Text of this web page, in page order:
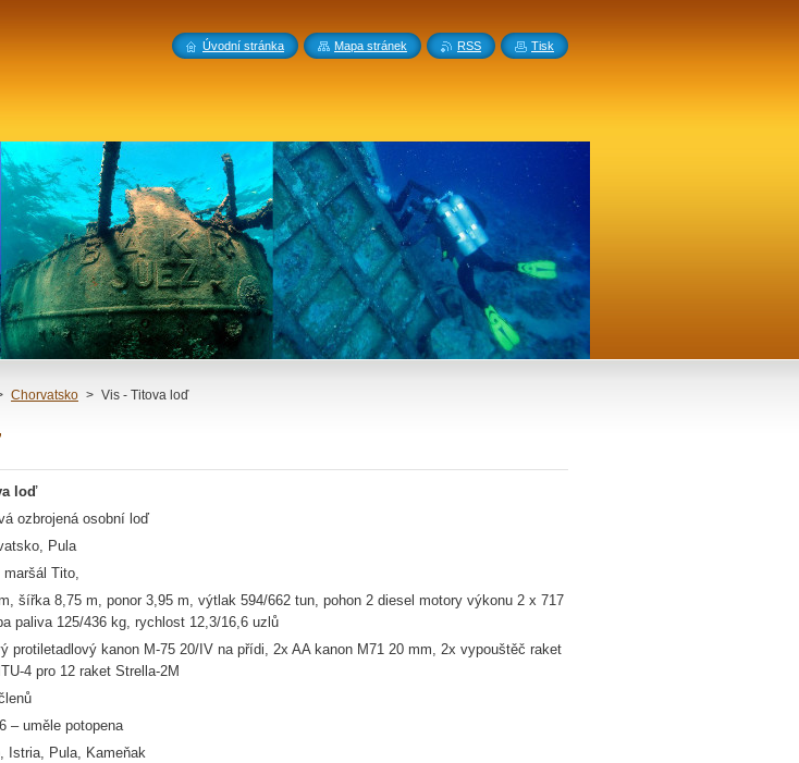
Chorvatsko > Vis - Titova loď
loď
ozbrojená osobní loď
Pula
Tito,
šířka 8,75 m, ponor 3,95 m, výtlak 594/662 tun, pohon 2 diesel motory výkonu 2 x 717
paliva 125/436 kg, rychlost 12,3/16,6 uzlů
protiletadlový kanon M-75 20/IV na přídi, 2x AA kanon M71 20 mm, 2x vypouštěč raket
4 pro 12 raket Strella-2M
– uměle potopena
Istria, Pula, Kameňak
Úvodní stránka Mapa stránek RSS Tisk